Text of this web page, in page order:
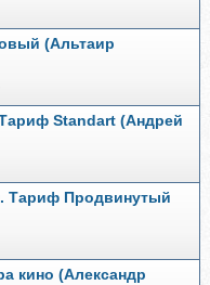
(Альтаир
Standart (Андрей
Тариф Продвинутый
кино (Александр